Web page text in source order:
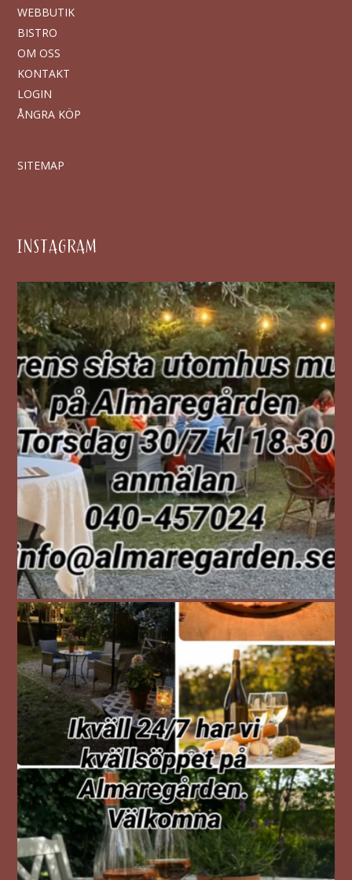
WEBBUTIK
BISTRO
OM OSS
KONTAKT
LOGIN
ÅNGRA KÖP
SITEMAP
INSTAGRAM